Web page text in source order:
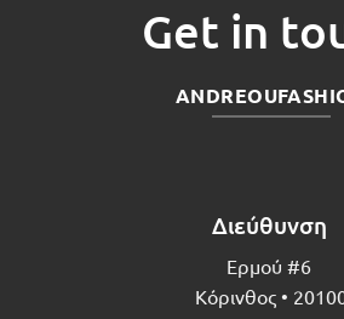
Get in
Διεύθυνση
Ερμού #6
Κόρινθος •